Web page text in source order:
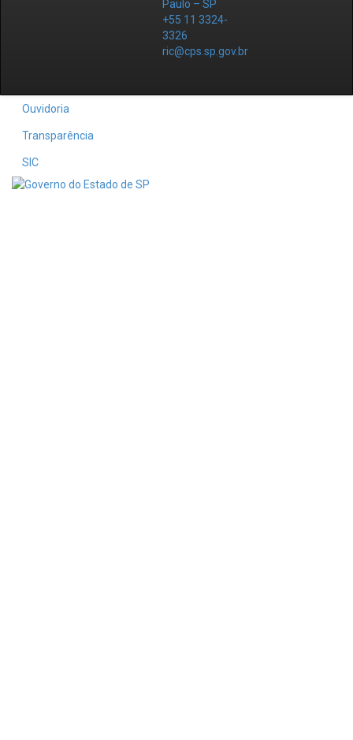
Paulo – SP
+55 11 3324-
3326
ric@cps.sp.gov.br
Ouvidoria
Transparência
SIC